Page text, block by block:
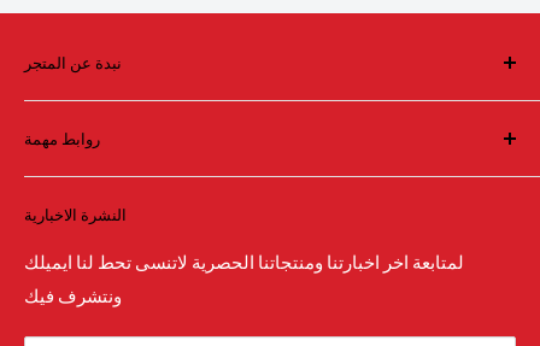
نبدة عن المتجر
العالي والاكسسوارات في الشرق الاوسط
روابط مهمة
البحث بالماركة
البحث
تواصل معنا
كيفية الطلب من المتجر
الأسئلة الشائعة
النشرة الاخبارية
لمتابعة اخر اخبارتنا ومنتجاتنا الحصرية لاتنسى تحط لنا ايميلك
ونتشرف فيك